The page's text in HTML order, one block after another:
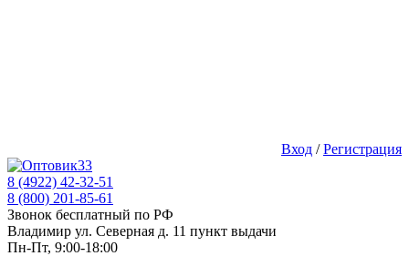
Вход /Регистрация
8 (4922) 42-32-51
8 (800) 201-85-61
Звонок бесплатный по РФ
Владимир ул. Северная д. 11 пункт выдачи
Пн-Пт, 9:00-18:00